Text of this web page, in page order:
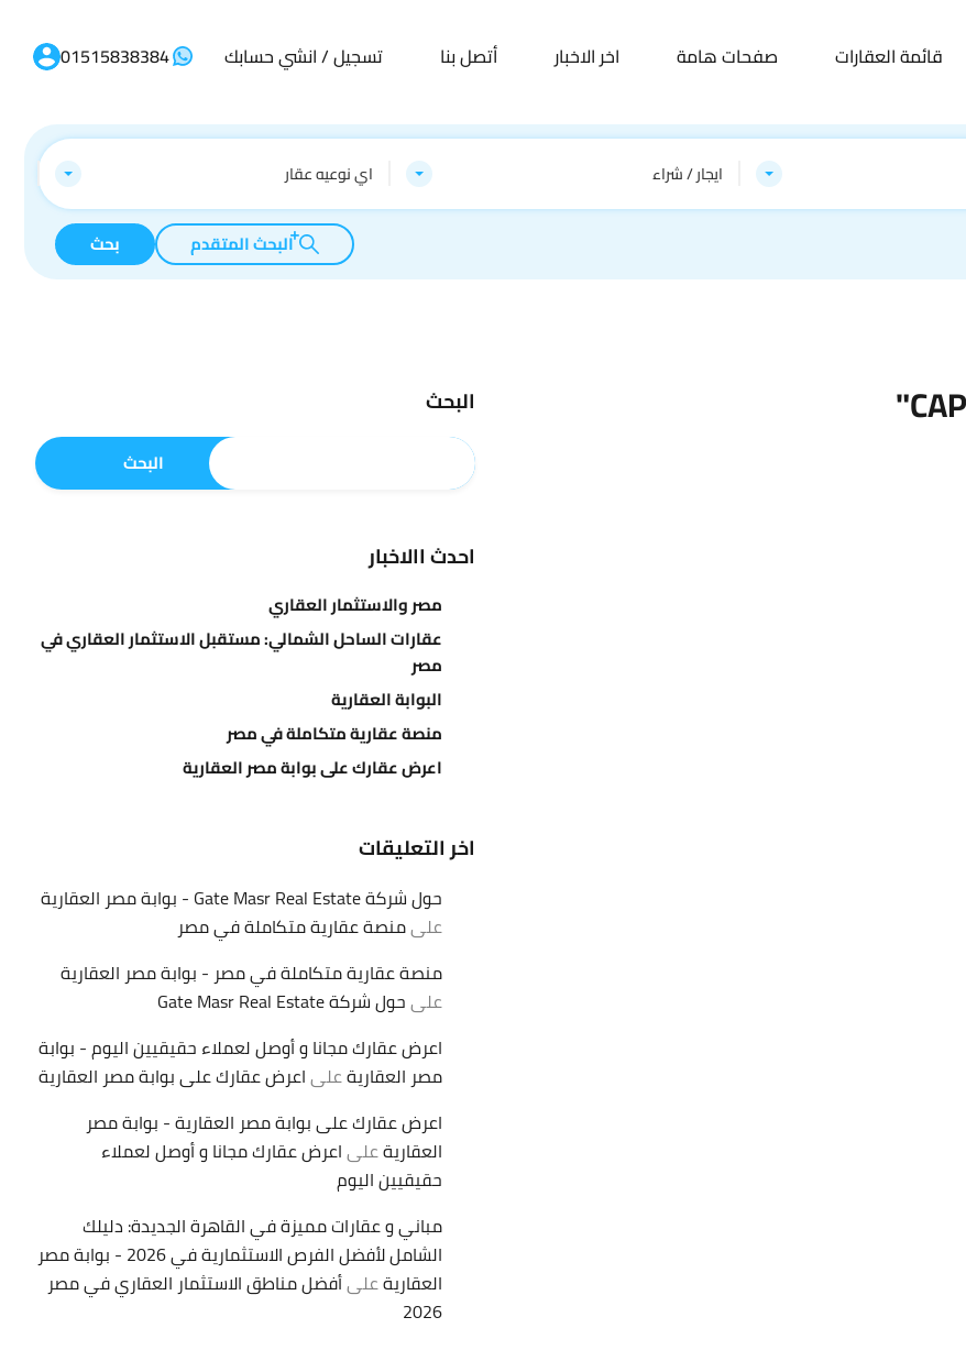
قائمة العقارات صفحات هامة اخر الاخبار أتصل بنا تسجيل / انشي حسابك 01515838384
ايجار / شراء اي نوعيه عقار
البحث المتقدم بحث
البحث
البحث
احدث االاخبار
مصر والاستثمار العقاري
عقارات الساحل الشمالي: مستقبل الاستثمار العقاري في
مصر
البوابة العقارية
منصة عقارية متكاملة في مصر
اعرض عقارك على بوابة مصر العقارية
اخر التعليقات
حول شركة Gate Masr Real Estate - بوابة مصر العقارية
علىمنصة عقارية متكاملة في مصر
منصة عقارية متكاملة في مصر - بوابة مصر العقارية
علىحول شركة Gate Masr Real Estate
اعرض عقارك مجانا و أوصل لعملاء حقيقيين اليوم - بوابة
مصر العقاريةعلىاعرض عقارك على بوابة مصر العقارية
اعرض عقارك على بوابة مصر العقارية - بوابة مصر
العقاريةعلىاعرض عقارك مجانا و أوصل لعملاء
حقيقيين اليوم
مباني و عقارات مميزة في القاهرة الجديدة: دليلك
الشامل لأفضل الفرص الاستثمارية في 2026 - بوابة مصر
العقاريةعلىأفضل مناطق الاستثمار العقاري في مصر
2026